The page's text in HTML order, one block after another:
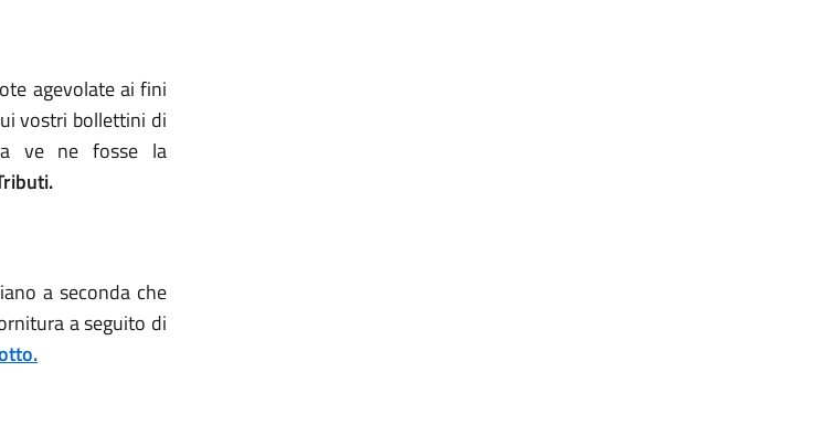
agevolate ai fini
vostri bollettini di
ve ne fosse la
a seconda che
a seguito di